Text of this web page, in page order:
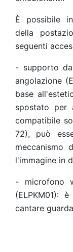
È possibile
della
seguenti
- supporto
angolazione
base
spostato per
compatibile
72), può
meccanismo
l'immagine in
- microfono
(ELPKM01):
cantare